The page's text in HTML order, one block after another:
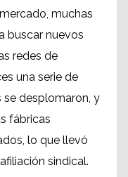
muchas
buscar nuevos
redes de
una serie de
se desplomaron, y
fábricas
lo que llevó
sindical.